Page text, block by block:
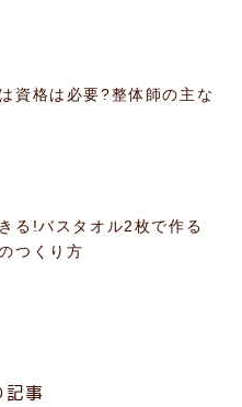
資格は必要?整体師の主な
る!バスタオル2枚で作る
つくり方
記事